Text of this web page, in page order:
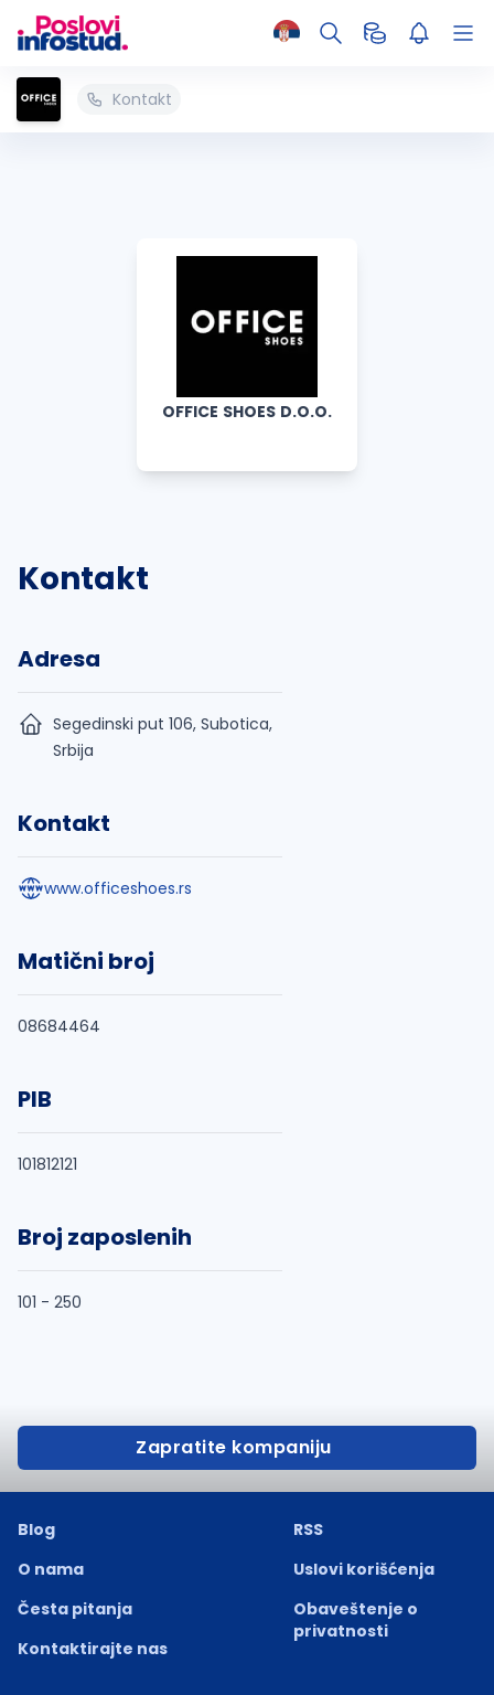
Kontakt
OFFICE SHOES D.O.O.
Kontakt
Adresa
Segedinski put 106, Subotica,
Srbija
Kontakt
www.officeshoes.rs
Matični broj
08684464
PIB
101812121
Broj zaposlenih
101 - 250
Zapratite kompaniju
Blog
O nama
Česta pitanja
Kontaktirajte nas
RSS
Uslovi korišćenja
Obaveštenje o
privatnosti